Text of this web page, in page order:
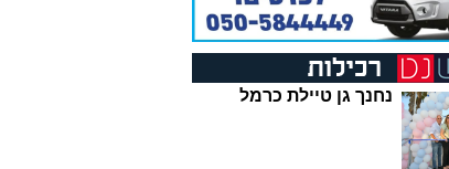
נחנך גן טיילת כרמל